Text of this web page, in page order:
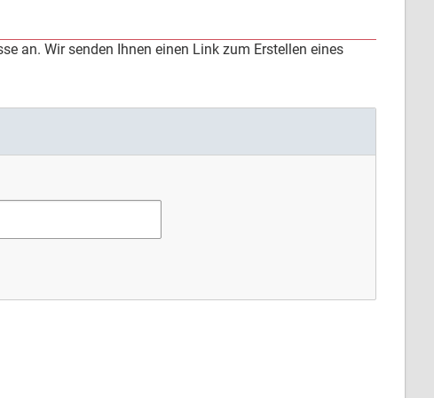
an. Wir senden Ihnen einen Link zum Erstellen eines